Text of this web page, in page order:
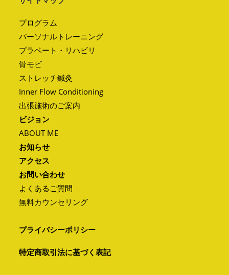
プログラム
パーソナルトレーニング
プラベート・リハビリ
骨モビ
ストレッチ鍼灸
Inner Flow Conditioning
出張施術のご案内
ビジョン
ABOUT ME
お知らせ
アクセス
お問い合わせ
よくあるご質問
無料カウンセリング
プライバシーポリシー
特定商取引法に基づく表記